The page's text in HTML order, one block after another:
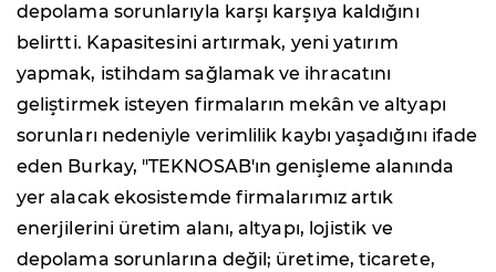
depolama sorunlarıyla karşı karşıya kaldığını
belirtti. Kapasitesini artırmak, yeni yatırım
yapmak, istihdam sağlamak ve ihracatını
geliştirmek isteyen firmaların mekân ve altyapı
sorunları nedeniyle verimlilik kaybı yaşadığını ifade
eden Burkay, "TEKNOSAB'ın genişleme alanında
yer alacak ekosistemde firmalarımız artık
enerjilerini üretim alanı, altyapı, lojistik ve
depolama sorunlarına değil; üretime, ticarete,